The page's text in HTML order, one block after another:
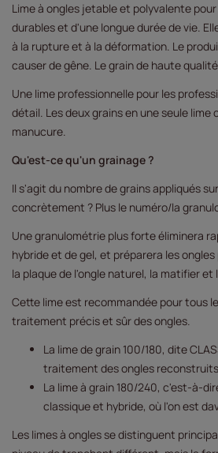
Lime à ongles jetable et polyvalente
durables et d'une longue durée de vie.
à la rupture et à la déformation. Le
causer de gêne. Le grain de haute
Une lime professionnelle pour les
détail. Les deux grains en une seule
manucure.
Qu'est-ce qu'un grainage ?
Il s'agit du nombre de grains appliqués
concrètement ? Plus le numéro/la
Une granulométrie plus forte éliminera
hybride et de gel, et préparera les
la plaque de l'ongle naturel, la matifier
Cette lime est recommandée pour tous
traitement précis et sûr des ongles.
La lime de grain 100/180, dite
traitement des ongles
La lime à grain 180/240, c'est-à-
classique et hybride, où l'on est
Les limes à ongles se distinguent